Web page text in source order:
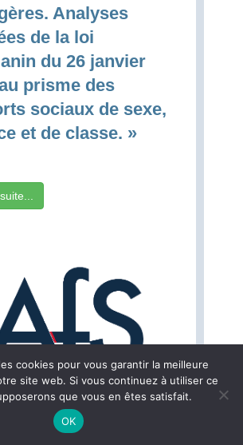
Analyses
de la loi
du 26 janvier
prisme des
sociaux de sexe,
et de classe. »
cookies pour vous garantir la meilleure
site web. Si vous continuez à utiliser ce
que vous en êtes satisfait.
OK